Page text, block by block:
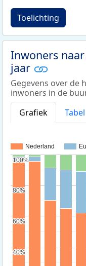
Toelichting
Inwoners
jaar
Gegevens over de
inwoners in de
Grafiek
Tabel
Nederland
40%
40%
60%
60%
80%
80%
100%
100%